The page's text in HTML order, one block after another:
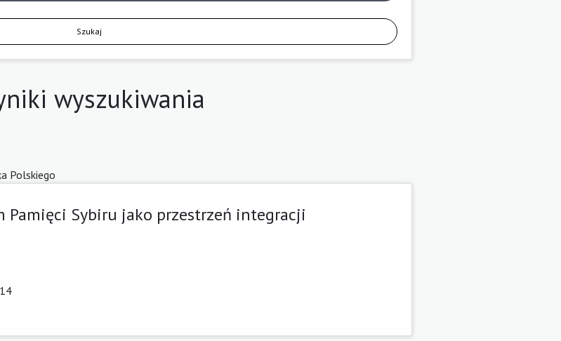
Szukaj
wyszukiwania
Polskiego
Pamięci Sybiru jako przestrzeń integracji